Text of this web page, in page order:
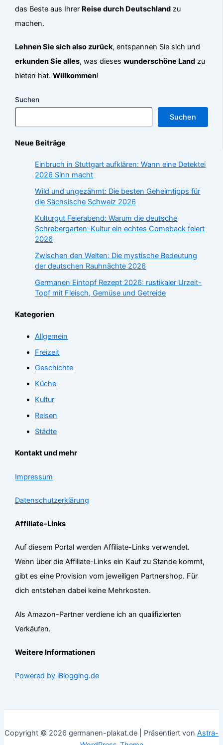
das Beste aus Ihrer Reise durch Deutschland zu
machen.
Lehnen Sie sich also zurück, entspannen Sie sich und
erkunden Sie alles, was dieseswunderschöne Land zu
bieten hat.Willkommen!
Suchen
Suchen
Neue Beiträge
Einbruch in Stuttgart aufklären: Wann eine Detektei
2026 Sinn macht
Wild und ungezähmt: Die besten Geheimtipps für
die Sächsische Schweiz 2026
Kulturgut Feierabend: Warum die deutsche
Schrebergarten-Kultur ein echtes Comeback feiert
2026
Zwischen den Welten: Die mystische Bedeutung
der deutschen Rauhnächte 2026
Germanen Eintopf Rezept 2026: rustikaler Urzeit-
Topf mit Fleisch, Gemüse und Getreide
Kategorien
Allgemein
Freizeit
Geschichte
Küche
Kultur
Reisen
Städte
Kontakt und mehr
Impressum
Datenschutzerklärung
Affiliate-Links
Auf diesem Portal werden Affiliate-Links verwendet.
Wenn über die Affiliate-Links ein Kauf zu Stande kommt,
gibt es eine Provision vom jeweiligen Partnershop. Für
dich entstehen dabei keine Mehrkosten.
Als Amazon-Partner verdiene ich an qualifizierten
Verkäufen.
Weitere Informationen
Powered by iBlogging.de
Copyright © 2026 germanen-plakat.de | Präsentiert von Astra-